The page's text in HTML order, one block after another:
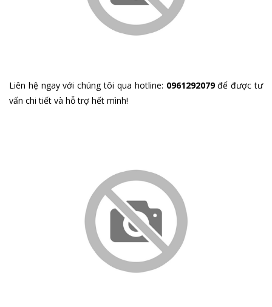
Liên hệ ngay với chúng tôi qua hotline: 0961292079để được tư
vấn chi tiết và hỗ trợ hết mình!